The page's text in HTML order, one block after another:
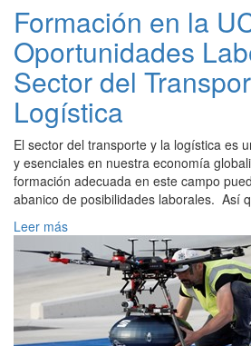
Formación en la
Oportunidades
Sector del
Logística
El sector del transporte y la logística es
y esenciales en nuestra economía
formación adecuada en este campo
abanico de posibilidades laborales. Así
Leer más